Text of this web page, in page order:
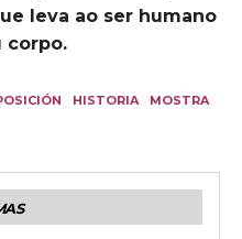
leva ao ser humano
corpo.
HISTORIA
MOSTRA